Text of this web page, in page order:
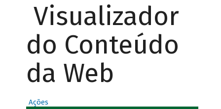
Visualizador
do Conteúdo
da Web
Ações